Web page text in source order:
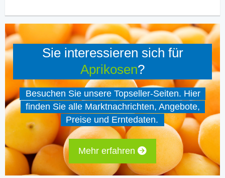
Sie interessieren sich für
Aprikosen?
Besuchen Sie unsere Topseller-Seiten. Hier
finden Sie alle Marktnachrichten, Angebote,
Preise und Erntedaten.
Mehr erfahren